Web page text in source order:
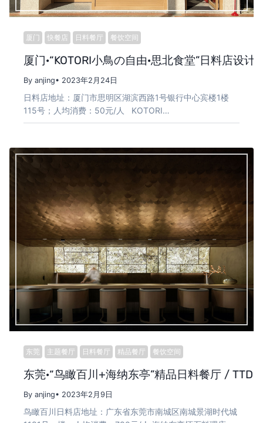
厦门 快餐店 日料餐厅 餐饮空间
厦门·“KOTORI小鳥の自由·思北食堂”日料店设
By anjing• 2023年2月24日
日料店地址：厦门市思明区湖滨西路1号银行中心宾楼1楼
115号；人均消费：50元/人 KOTORI…
东莞 主题餐厅 日料餐厅 精品餐厅 餐饮空间
东莞·“鸟瞰百川+海纳东亭”精品日料餐厅 / TTD
By anjing• 2023年2月9日
鸟瞰百川日料店地址：广东省东莞市南城区南城景湖时代城